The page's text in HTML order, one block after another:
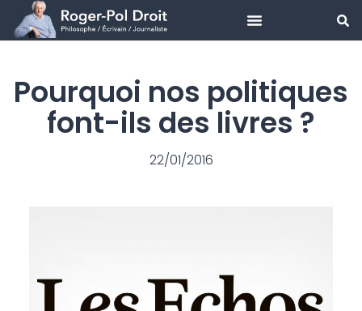
Aller
contenu
Pourquoi nos politiques
font-ils des livres ?
22/01/2016